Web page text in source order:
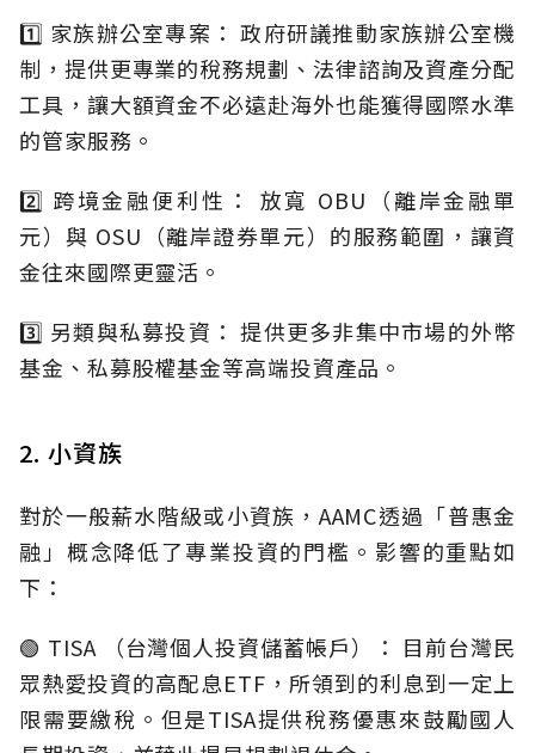
1️⃣ 家族辦公室專案： 政府研議推動家族辦公室機
制，提供更專業的稅務規劃、法律諮詢及資產分配
工具，讓大額資金不必遠赴海外也能獲得國際水準
的管家服務。
2️⃣ 跨境金融便利性： 放寬 OBU（離岸金融單
元）與 OSU（離岸證券單元）的服務範圍，讓資
金往來國際更靈活。
3️⃣ 另類與私募投資： 提供更多非集中市場的外幣
基金、私募股權基金等高端投資產品。
2. 小資族
對於一般薪水階級或小資族，AAMC透過「普惠金
融」概念降低了專業投資的門檻。影響的重點如
下：
🟢 TISA （台灣個人投資儲蓄帳戶）： 目前台灣民
眾熱愛投資的高配息ETF，所領到的利息到一定上
限需要繳稅。但是TISA提供稅務優惠來鼓勵國人